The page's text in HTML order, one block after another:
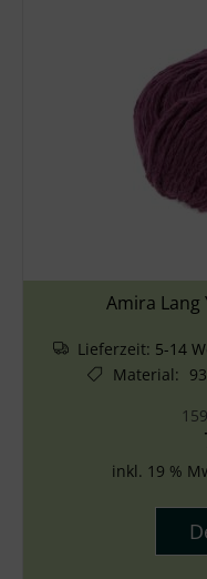
Amira Lang
Lieferzeit: 5-14
Material:
inkl. 19 %